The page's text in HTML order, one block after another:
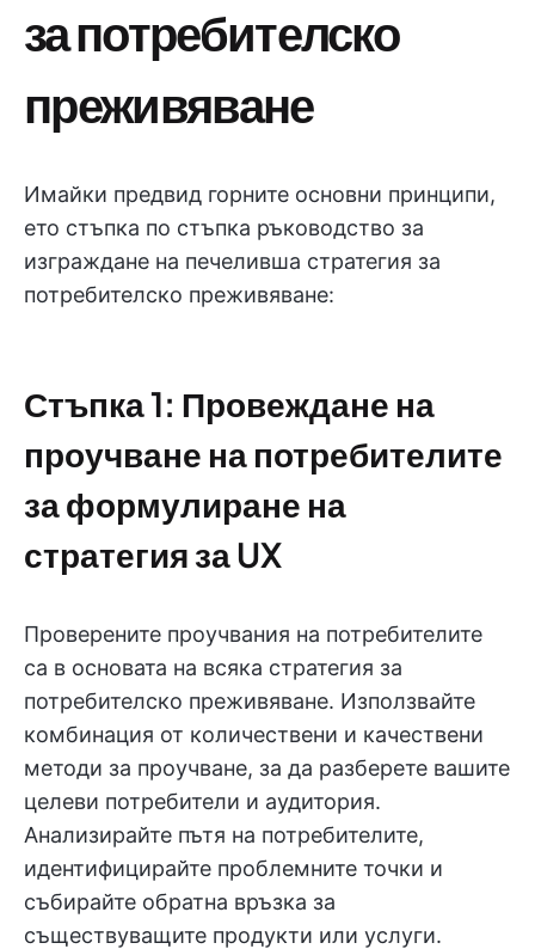
за потребителско
преживяване
Имайки предвид горните основни принципи,
ето стъпка по стъпка ръководство за
изграждане на печеливша стратегия за
потребителско преживяване:
Стъпка 1: Провеждане на
проучване на потребителите
за формулиране на
стратегия за UX
Проверените проучвания на потребителите
са в основата на всяка стратегия за
потребителско преживяване. Използвайте
комбинация от количествени и качествени
методи за проучване, за да разберете вашите
целеви потребители и аудитория.
Анализирайте пътя на потребителите,
идентифицирайте проблемните точки и
събирайте обратна връзка за
съществуващите продукти или услуги.